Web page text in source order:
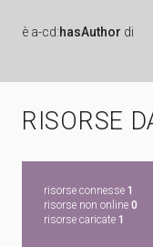
è a-cd:hasAuthor di
RISORSE
risorse connesse 1
risorse non online 0
risorse caricate 1